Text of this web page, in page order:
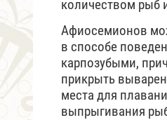
количеством рыб
Афиосемионов
в способе
карпозубыми,
прикрыть
места для
выпрыгивания